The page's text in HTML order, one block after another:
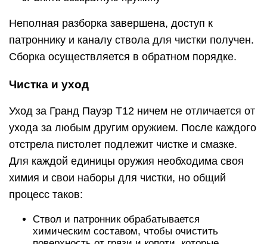
процесс таков:
Ствол и патронник обрабатывается
химическим составом, чтобы очистить
поверхность от грязи и копоти, которые
возникают от воздействия пороховых газов
смазываются, чтобы избежать излишнего
Не стоит забывать и о том, что магазины тоже
требуют ухода. Их необходимо очищать от
скапливающейся грязи, чтобы подача патронов
была бесперебойной
Разновидности Grand Power t12
Несмотря на высокую надежность и
функциональность пистолета Grand Power t12,